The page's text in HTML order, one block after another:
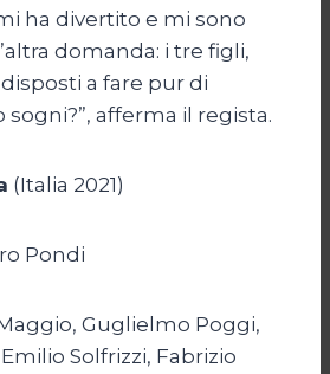
ha divertito e mi sono
domanda: i tre figli,
a fare pur di
afferma il regista.
(Italia 2021)
Pondi
Guglielmo Poggi,
Solfrizzi, Fabrizio